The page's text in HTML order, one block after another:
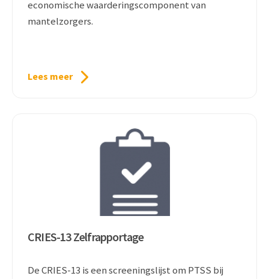
economische waarderingscomponent van
mantelzorgers.
Lees meer
CRIES-13 Zelfrapportage
De CRIES-13 is een screeningslijst om PTSS bij